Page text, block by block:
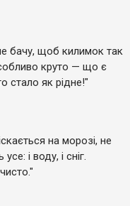
бачу, щоб килимок так
круто — що є
стало як рідне!"
на морозі, не
і воду, і сніг.